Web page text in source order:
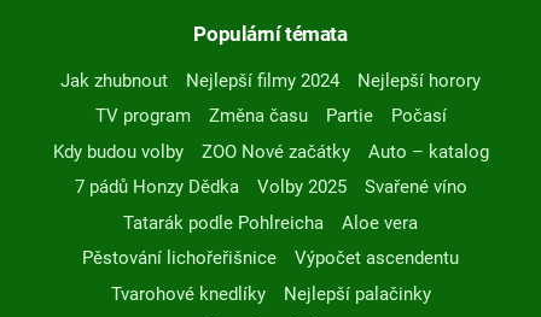
Populární témata
Jak zhubnout Nejlepší filmy 2024
Nejlepší horory
TV program
Změna času Partie
Počasí
Kdy budou volby
ZOO Nové začátky
Auto – katalog
7 pádů Honzy Dědka
Volby 2025
Svařené víno
Tatarák podle Pohlreicha
Aloe vera
Pěstování lichořeřišnice
Výpočet ascendentu
Tvarohové knedlíky
Nejlepší palačinky